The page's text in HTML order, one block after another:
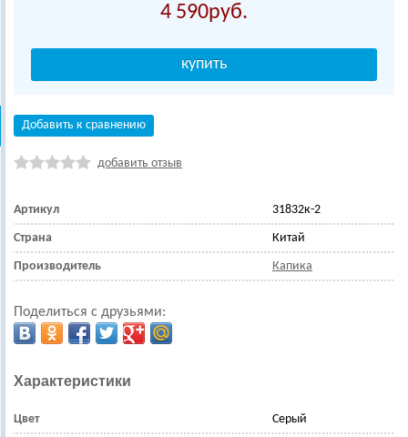
4 590
Добавить к сравнению
добавить отзыв
Артикул 31832к-2
Страна Китай
Производитель Капика
Поделиться с друзьями:
Характеристики
Цвет Серый